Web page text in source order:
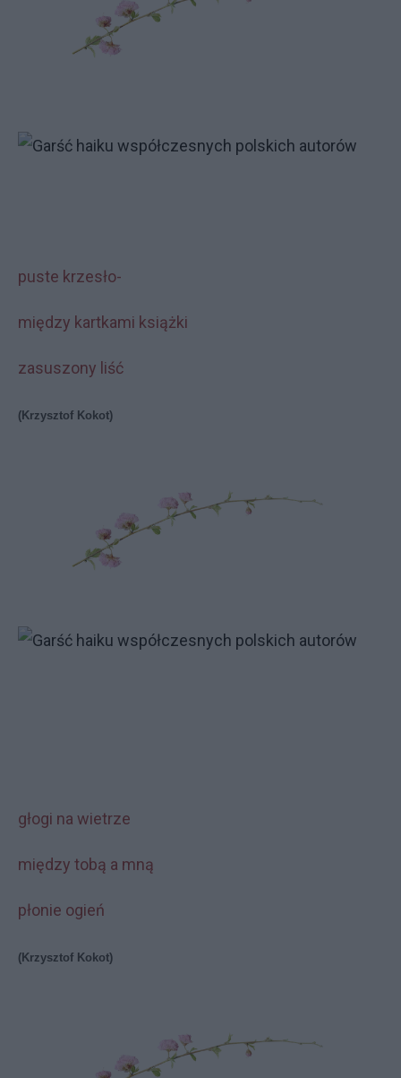
puste krzesło-
między kartkami książki
zasuszony liść
(Krzysztof Kokot)
głogi na wietrze
między tobą a mną
płonie ogień
(Krzysztof Kokot)